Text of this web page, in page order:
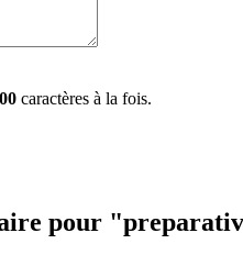
caractères à la fois.
pour